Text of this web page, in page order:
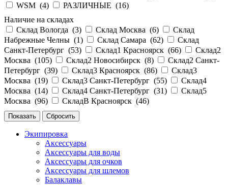
WSM (4) РАЗЛИЧНЫЕ (16)
Наличие на складах
Склад Вологда (3) Склад Москва (6)
Склад
Набрежные Челны (1) Склад Самара (62)
Склад
Санкт-Петербург (53) Склад1 Красноярск (66)
Склад2
Москва (105) Склад2 Новосибирск (8)
Склад2 Санкт-
Петербург (39) Склад3 Красноярск (86)
Склад3
Москва (19) Склад3 Санкт-Петербург (55)
Склад4
Москва (14) Склад4 Санкт-Петербург (31)
Склад5
Москва (96) СкладВ Красноярск (46)
Экипировка
Аксессуары
Аксессуары для воды
Аксессуары для очков
Аксессуары для шлемов
Балаклавы